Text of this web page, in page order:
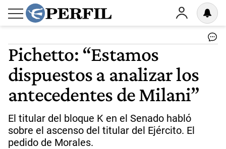
Pichetto: “Estamos
dispuestos a analizar los
antecedentes de Milani”
El titular del bloque K en el Senado habló
sobre el ascenso del titular del Ejército. El
pedido de Morales.